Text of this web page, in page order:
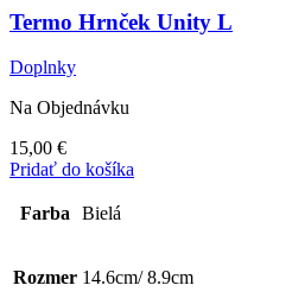
Termo Hrnček Unity L
Doplnky
Na Objednávku
15,00 €
Pridať do košíka
Farba Bielá
Rozmer 14.6cm/ 8.9cm